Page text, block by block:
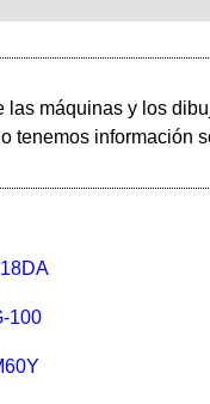
las máquinas y los
tenemos
100